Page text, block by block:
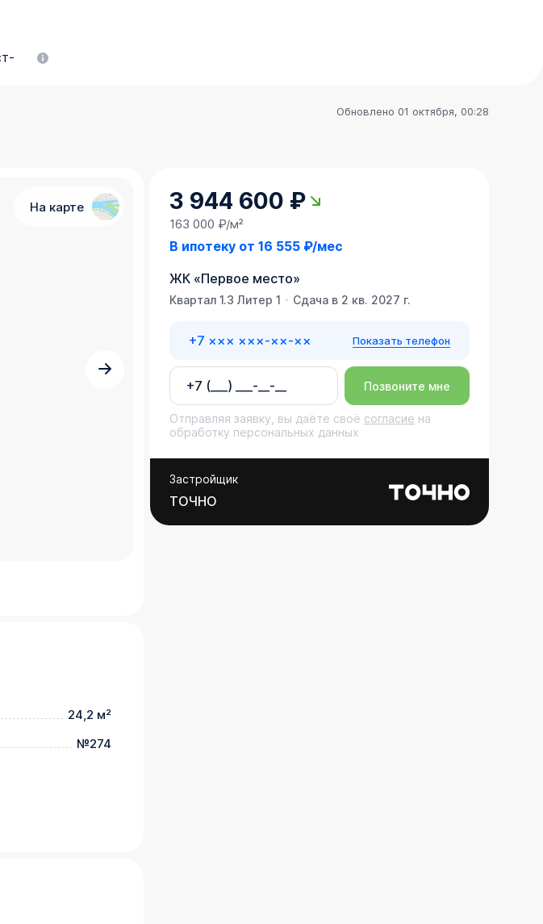
Обновлено 01 октября, 00:28
На карте
24,2 м²
№274
3 944 600 ₽
163 000 ₽/м²
В ипотеку от 16 555 ₽/мес
ЖК«Первое место»
Квартал 1.3 Литер 1 Сдача в 2 кв. 2027 г.
+7 ××× ×××-××-×× Показать телефон
Позвоните мне
Отправляя заявку, вы даёте своё согласие на
обработку персональных данных
Застройщик
ТОЧНО